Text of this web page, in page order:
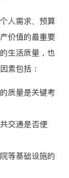
人需求、预算
价值的最重要
生活质量，也
素包括：
质量是关键考
交通是否便
等基础设施的